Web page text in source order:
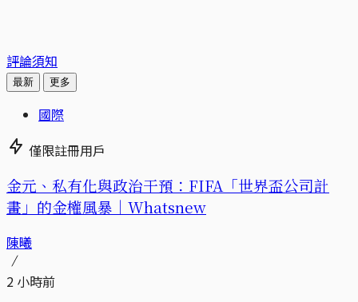
評論須知
最新 更多
國際
僅限註冊用戶
金元、私有化與政治干預：FIFA「世界盃公司計
畫」的金權風暴｜Whatsnew
陳曦
2 小時前